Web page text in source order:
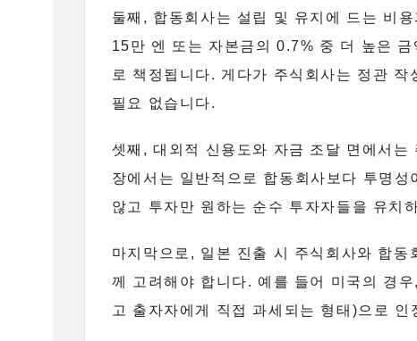
둘째, 합동회사는 설립 및 유지에 드는 비
15만 엔 또는 자본금의 0.7% 중 더 높은
로 책정됩니다. 게다가 주식회사는 정관
필요 없습니다.
셋째, 대외적 신용도와 자금 조달 면에서는
장에서는 일반적으로 합동회사보다 투명
않고 투자만 원하는 순수 투자자들을 유치
마지막으로, 일본 진출 시 주식회사와 합
께 고려해야 합니다. 예를 들어 미국의 경
고 출자자에게 직접 과세되는 형태)으로